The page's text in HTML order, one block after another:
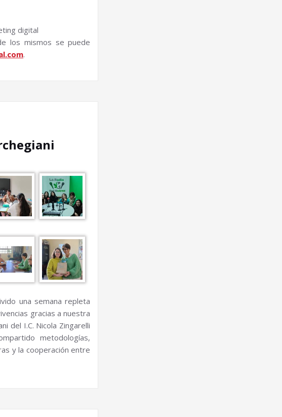
digital
los mismos se puede
.
una semana repleta
gracias a nuestra
del I.C. Nicola Zingarelli
metodologías,
y la cooperación entre